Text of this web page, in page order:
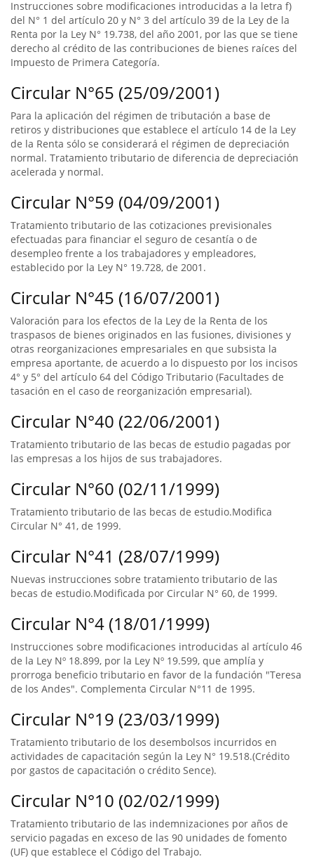
Instrucciones sobre modificaciones introducidas a la letra f)
del N° 1 del artículo 20 y N° 3 del artículo 39 de la Ley de la
Renta por la Ley N° 19.738, del año 2001, por las que se tiene
derecho al crédito de las contribuciones de bienes raíces del
Impuesto de Primera Categoría.
Circular N°65 (25/09/2001)
Para la aplicación del régimen de tributación a base de
retiros y distribuciones que establece el artículo 14 de la Ley
de la Renta sólo se considerará el régimen de depreciación
normal. Tratamiento tributario de diferencia de depreciación
acelerada y normal.
Circular N°59 (04/09/2001)
Tratamiento tributario de las cotizaciones previsionales
efectuadas para financiar el seguro de cesantía o de
desempleo frente a los trabajadores y empleadores,
establecido por la Ley N° 19.728, de 2001.
Circular N°45 (16/07/2001)
Valoración para los efectos de la Ley de la Renta de los
traspasos de bienes originados en las fusiones, divisiones y
otras reorganizaciones empresariales en que subsista la
empresa aportante, de acuerdo a lo dispuesto por los incisos
4° y 5° del artículo 64 del Código Tributario (Facultades de
tasación en el caso de reorganización empresarial).
Circular N°40 (22/06/2001)
Tratamiento tributario de las becas de estudio pagadas por
las empresas a los hijos de sus trabajadores.
Circular N°60 (02/11/1999)
Tratamiento tributario de las becas de estudio.Modifica
Circular N° 41, de 1999.
Circular N°41 (28/07/1999)
Nuevas instrucciones sobre tratamiento tributario de las
becas de estudio.Modificada por Circular N° 60, de 1999.
Circular N°4 (18/01/1999)
Instrucciones sobre modificaciones introducidas al artículo 46
de la Ley Nº 18.899, por la Ley Nº 19.599, que amplía y
prorroga beneficio tributario en favor de la fundación "Teresa
de los Andes". Complementa Circular N°11 de 1995.
Circular N°19 (23/03/1999)
Tratamiento tributario de los desembolsos incurridos en
actividades de capacitación según la Ley N° 19.518.(Crédito
por gastos de capacitación o crédito Sence).
Circular N°10 (02/02/1999)
Tratamiento tributario de las indemnizaciones por años de
servicio pagadas en exceso de las 90 unidades de fomento
(UF) que establece el Código del Trabajo.